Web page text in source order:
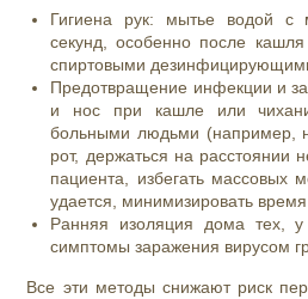
Гигиена рук: мытье водой с
секунд, особенно после
спиртовыми
Предотвращение инфекции и
и нос при кашле или
больными людьми (например,
рот, держаться на расстоянии
пациента, избегать массовых
удается, минимизировать время
Ранняя изоляция дома тех,
симптомы заражения вирусом
Все эти методы снижают риск